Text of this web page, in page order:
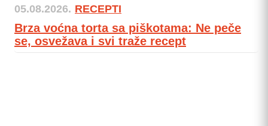
05.08.2026. RECEPTI
Brza voćna torta sa piškotama: Ne peče
se, osvežava i svi traže recept